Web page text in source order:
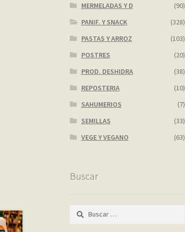
MERMELADAS Y D
(90)
PANIF. Y SNACK
(328)
PASTAS Y ARROZ
(103)
POSTRES
(20)
PROD. DESHIDRA
(38)
REPOSTERIA
(10)
SAHUMERIOS
(7)
SEMILLAS
(33)
VEGE Y VEGANO
(63)
Buscar
Buscar: